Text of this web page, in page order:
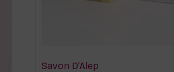
Savon D’Alep